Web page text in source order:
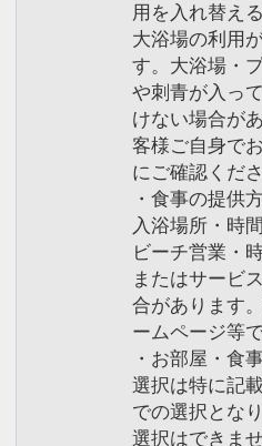
用を入れ替え
大浴場の利用
す。大浴場・
や刺青が入っ
けない場合が
客様ご自身で
にご確認くださ
・食事の提供
入浴場所・時
ビーチ営業・
またはサービ
合があります
ームページ等
・お部屋・食
選択は特に記
での選択とな
選択はできませ